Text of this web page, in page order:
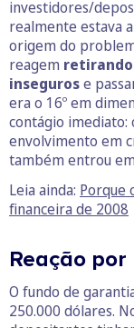
investidores/
realmente estava
origem do
reagem
insegurose
era o 16º em
contágio imediato:
envolvimento em
também entrou
Leia ainda: Porque
financeira de 2008
Reação
O fundo de
250.000 dólares.